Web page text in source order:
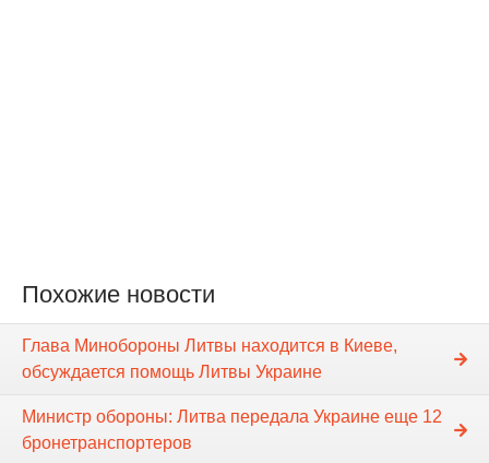
Похожие новости
Глава Минобороны Литвы находится в Киеве,
обсуждается помощь Литвы Украине
Министр обороны: Литва передала Украине еще 12
бронетранспортеров